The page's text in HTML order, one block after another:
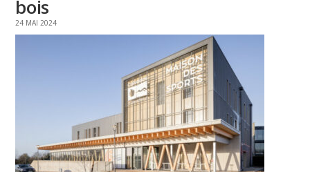
bois
24 MAI 2024